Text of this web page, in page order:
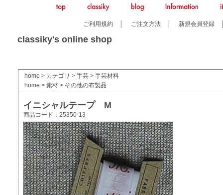
ご利用規約 ご注文方法 新規会員登録
classiky's online shop
home > カテゴリ > 手芸 > 手芸材料
home > 素材 > その他の布製品
イニシャルテープ M
商品コード：25350-13